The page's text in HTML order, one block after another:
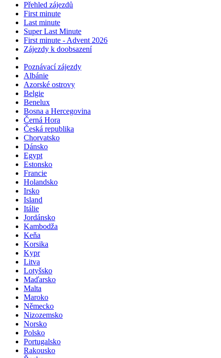
Přehled zájezdů
First minute
Last minute
Super Last Minute
First minute - Advent 2026
Zájezdy k doobsazení
Poznávací zájezdy
Albánie
Azorské ostrovy
Belgie
Benelux
Bosna a Hercegovina
Černá Hora
Česká republika
Chorvatsko
Dánsko
Egypt
Estonsko
Francie
Holandsko
Irsko
Island
Itálie
Jordánsko
Kambodža
Keňa
Korsika
Kypr
Litva
Lotyšsko
Maďarsko
Malta
Maroko
Německo
Nizozemsko
Norsko
Polsko
Portugalsko
Rakousko